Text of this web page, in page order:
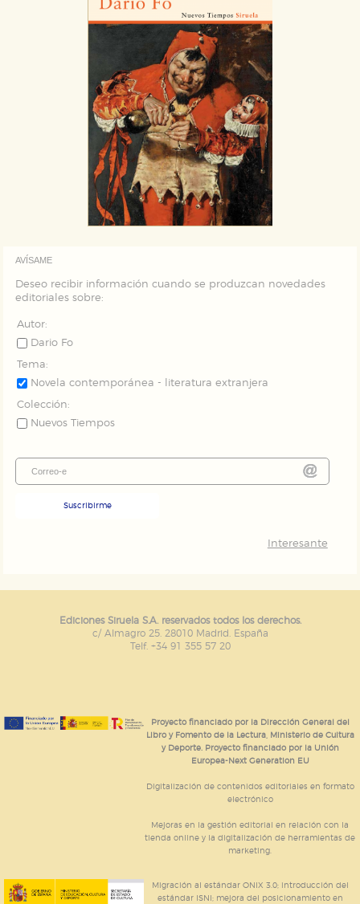
AVÍSAME
Deseo recibir información cuando se produzcan novedades
editoriales sobre:
Autor:
Dario Fo
Tema:
Novela contemporánea - literatura extranjera
Colección:
Nuevos Tiempos
Suscribirme
Interesante
Ediciones Siruela S.A. reservados todos los derechos.
c/ Almagro 25. 28010 Madrid. España
Telf. +34 91 355 57 20
Proyecto financiado por la Dirección General del
Libro y Fomento de la Lectura, Ministerio de Cultura
y Deporte. Proyecto financiado por la Unión
Europea-Next Generation EU
Digitalización de contenidos editoriales en formato
electrónico
Mejoras en la gestión editorial en relación con la
tienda online y la digitalización de herramientas de
marketing.
Migración al estándar ONIX 3.0; introducción del
estándar ISNI; mejora del posicionamiento en